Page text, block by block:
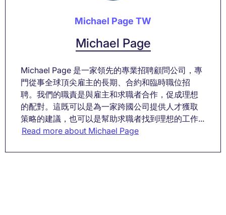
Michael Page TW
Michael Page
Michael Page 是一家領先的專業招聘顧問公司，專
門從事全球頂尖雇主的長期、合約和臨時職位招
聘。我們的職責是與雇主和求職者合作，促成理想
的配對。這既可以是為一家跨國公司提供人才獲取
策略的建議，也可以是幫助求職者找到理想的工作...
Read more about Michael Page